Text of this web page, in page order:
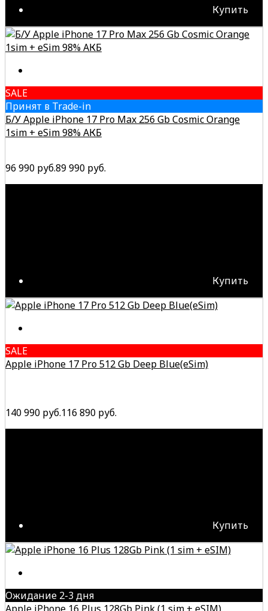
Купить
SALE
Принят в Trade-in
Б/У Apple iPhone 17 Pro Max 256 Gb Cosmic Orange
1sim + eSim 98% АКБ
96 990 руб.89 990 руб.
Купить
SALE
Apple iPhone 17 Pro 512 Gb Deep Blue(eSim)
140 990 руб.116 890 руб.
Купить
Ожидание 2-3 дня